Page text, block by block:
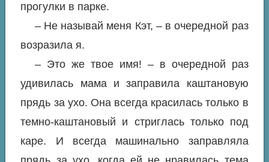
прогулки в парке.
– Не называй меня Кэт, – в очередной раз
возразила я.
– Это же твое имя! – в очередной раз
удивилась мама и заправила каштановую
прядь за ухо. Она всегда красилась только в
темно-каштановый и стриглась только под
каре. И всегда машинально заправляла